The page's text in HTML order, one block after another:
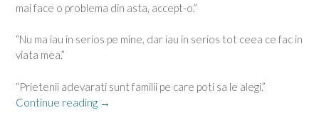
mai face o problema din asta, accept-o.”
“Nu ma iau in serios pe mine, dar iau in serios tot ceea ce fac in
viata mea.”
“Prietenii adevarati sunt familii pe care poti sa le alegi.”
Continue reading
“Audrey
→